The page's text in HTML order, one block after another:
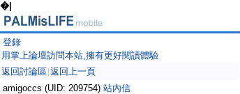
�|
登錄
用掌上論壇訪問本站,擁有更好閱讀體驗
返回討論區 返回上一頁
amigoccs (UID: 209754) 站內信